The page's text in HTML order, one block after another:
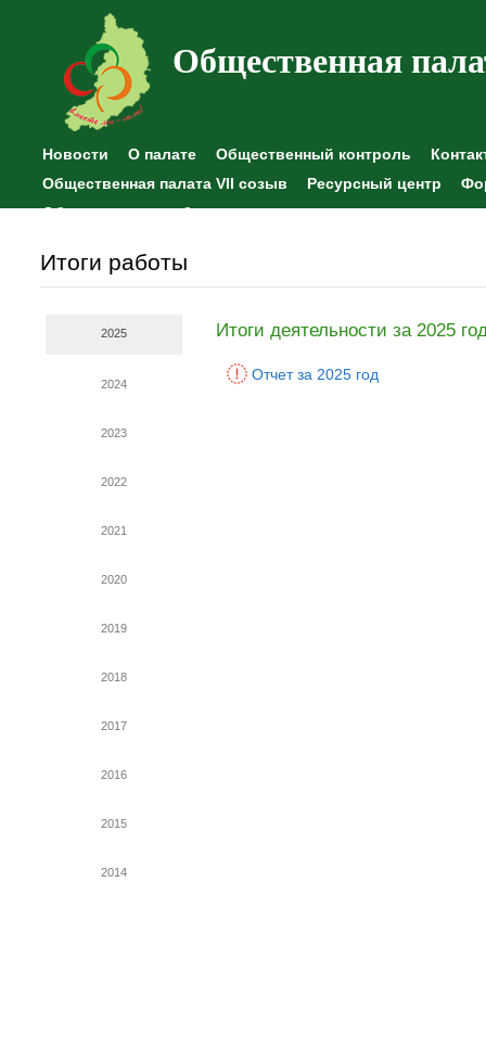
Общественная
Новости О палате Общественный контроль
Общественная палата VII созыв
Ресурсный центр
Общественные наблюдения
Итоги работы
2025
2024
2023
2022
2021
2020
2019
2018
2017
2016
2015
2014
Итоги деятельности за 2025
Отчет за 2025 год